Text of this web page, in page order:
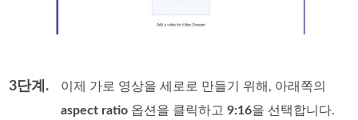
3단계.
이제 가로 영상을 세로로 만들기 위해, 아래쪽의
aspect ratio 옵션을 클릭하고9:16을 선택합니다.